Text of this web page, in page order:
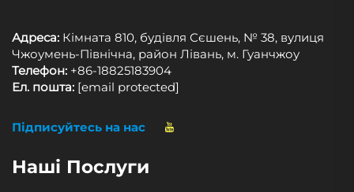
Адреса: Кімната 810, будівля Сєшень, № 38, вулиця
Чжоумень-Північна, район Лівань, м. Гуанчжоу
Телефон: +86-18825183904
Ел. пошта: [email protected]
Підписуйтесь на нас
Наші Послуги